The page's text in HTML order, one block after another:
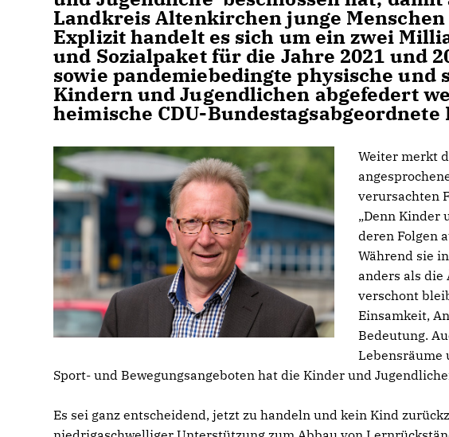
Landkreis Altenkirchen junge
Explizit handelt es sich um ein zwei
und Sozialpaket für die Jahre 2021 und
sowie pandemiebedingte physische und
Kindern und Jugendlichen abgefedert
heimische CDU-
Weiter merkt
verursachten
Denn Kinder
deren Folgen
Während sie
anders als die
verschont
Einsamkeit,
Bedeutung.
Lebensräume
Sport- und Bewegungsangeboten hat die Kinder und
Es sei ganz entscheidend, jetzt zu handeln und kein Kind